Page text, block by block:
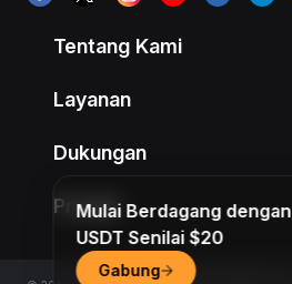
Tentang Kami
Layanan
Dukungan
Produk
Mulai Berdagang dengan
USDT Senilai $20
Gabung